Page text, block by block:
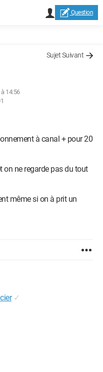
Question
Sujet Suivant
14:56
à canal + pour 20
on ne regarde pas du tout
même si on à prit un
✓